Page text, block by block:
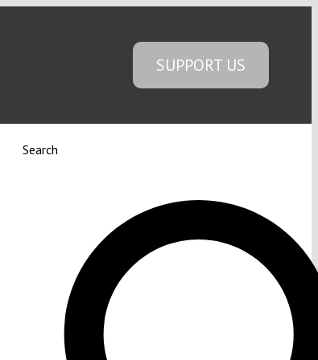
SUPPORT US
Search